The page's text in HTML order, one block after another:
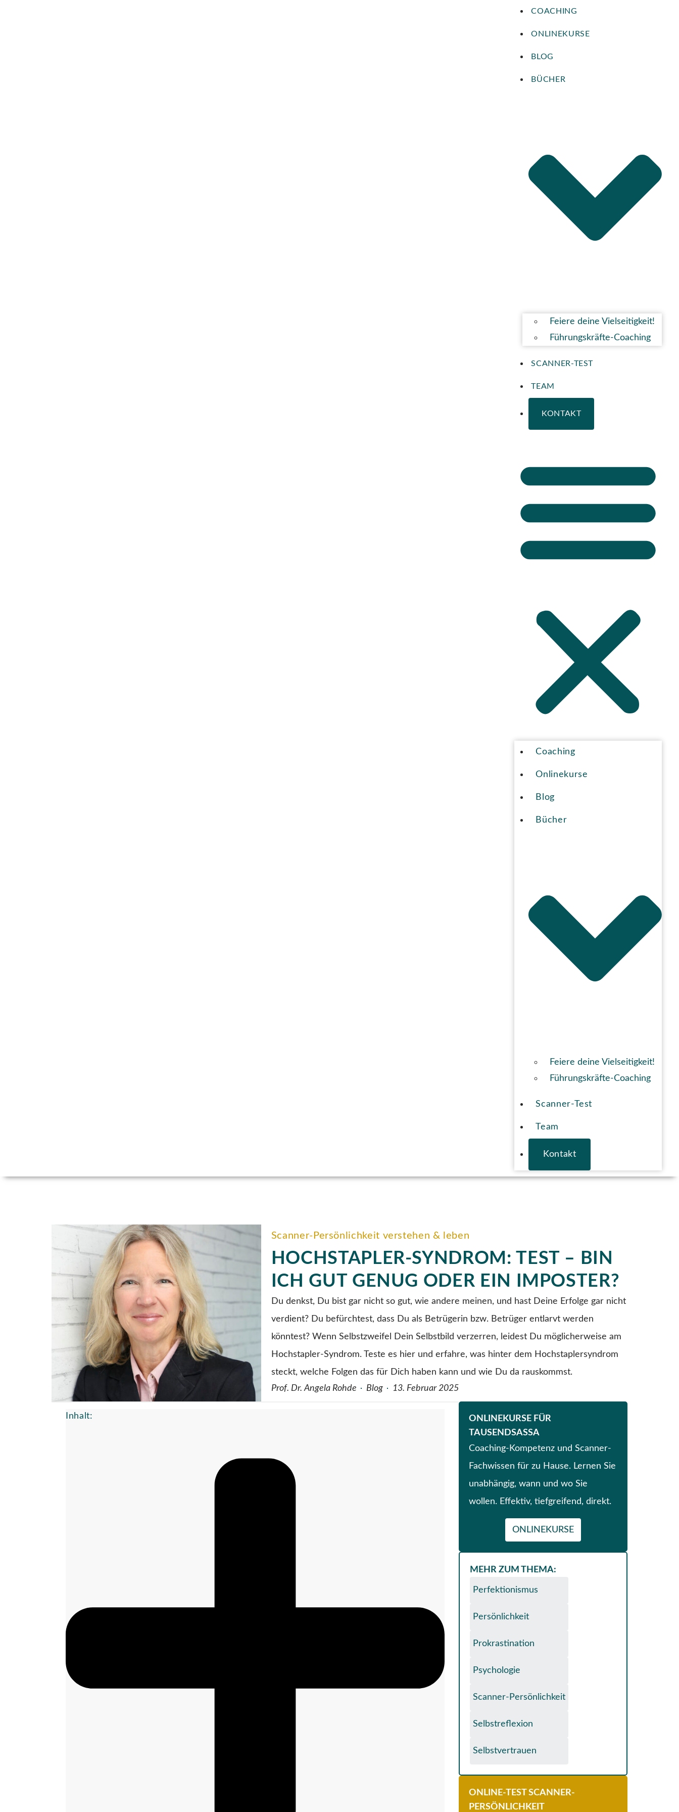
COACHING
ONLINEKURSE
BLOG
BÜCHER
Feiere deine Vielseitigkeit!
Führungskräfte-Coaching
SCANNER-TEST
TEAM
KONTAKT
Coaching
Onlinekurse
Blog
Bücher
Feiere deine Vielseitigkeit!
Führungskräfte-Coaching
Scanner-Test
Team
Kontakt
Scanner-Persönlichkeit verstehen & leben
HOCHSTAPLER-SYNDROM: TEST – BIN
ICH GUT GENUG ODER EIN IMPOSTER?
Du denkst, Du bist gar nicht so gut, wie andere meinen, und hast Deine Erfolge gar nicht
verdient? Du befürchtest, dass Du als Betrügerin bzw. Betrüger entlarvt werden
könntest? Wenn Selbstzweifel Dein Selbstbild verzerren, leidest Du möglicherweise am
Hochstapler-Syndrom. Teste es hier und erfahre, was hinter dem Hochstaplersyndrom
steckt, welche Folgen das für Dich haben kann und wie Du da rauskommst.
Prof. Dr. Angela Rohde Blog 13. Februar 2025
Inhalt:
ONLINEKURSE FÜR
TAUSENDSASSA
Coaching-Kompetenz und Scanner-
Fachwissen für zu Hause. Lernen Sie
unabhängig, wann und wo Sie
wollen. Effektiv, tiefgreifend, direkt.
ONLINEKURSE
MEHR ZUM THEMA:
Perfektionismus
Persönlichkeit
Prokrastination
Psychologie
Scanner-Persönlichkeit
Selbstreflexion
Selbstvertrauen
ONLINE-TEST SCANNER-
PERSÖNLICHKEIT